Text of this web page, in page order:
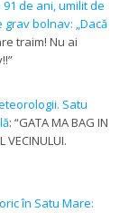
91 de ani, umilit de
bolnav: „Dacă
traim! Nu ai
”
Satu
: “GATA MA BAG IN
VECINULUI.
în Satu Mare: